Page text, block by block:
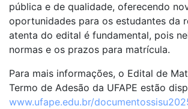
pública e de qualidade, oferecendo
oportunidades para os estudantes da
atenta do edital é fundamental, pois
normas e os prazos para matrícula.
Para mais informações, o Edital de
Termo de Adesão da UFAPE estão
www.ufape.edu.br/